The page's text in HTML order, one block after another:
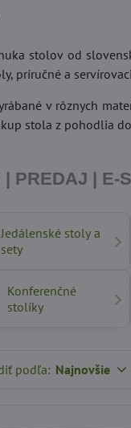
stolov od
príručné a
v rôznych
stola z pohodlia
| PREDAJ | E-
Jedálenské stoly a
sety
Konferenčné
stolíky
podľa: Najnovšie